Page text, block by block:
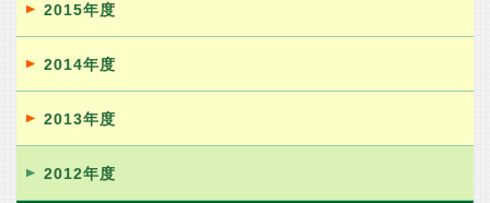
2015年度
2014年度
2013年度
2012年度